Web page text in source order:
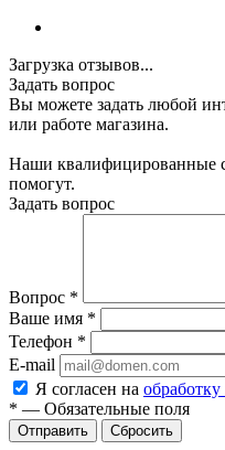
Загрузка отзывов...
Задать вопрос
Вы можете задать любой
или работе магазина.
Наши квалифицированные
помогут.
Задать вопрос
Вопрос *
Ваше имя *
Телефон *
E-mail
Я согласен на
* — Обязательные поля
Сбросить